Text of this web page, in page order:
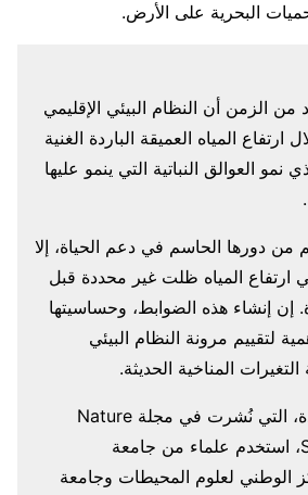
البحرية على الأرض.
الزمن أن النظام البيئي الإقليمي
المياه العميقة الباردة الغنية
نمو العوالق النباتية التي ينمو عليها
من دورها الحاسم في دعم الحياة، إلا
ارتفاع المياه ظلت غير محددة قبل
إن إنشاء هذه الضوابط، وحساسيتها
لتقييم مرونة النظام البيئي
المناخية الحديثة.
وفي الدراسة الجديدة، التي نُشرت في مجلة Nature
Scientific Reports، استخدم علماء من جامعة
الوطني لعلوم المحيطات وجامعة